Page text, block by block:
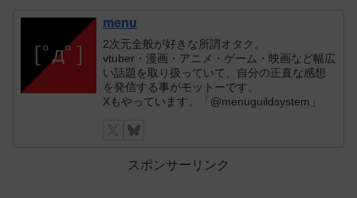
menu
2次元全般が好きな所謂オタク。
vtuber・漫画・アニメ・ゲーム・映画など幅広
い話題を取り扱っていて、自分の正直な感想
を発信する事がモットーです。
Xもやっています。「@menuguildsystem」
スポンサーリンク